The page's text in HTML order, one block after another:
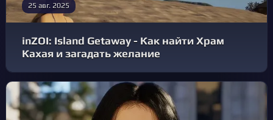
25 авг. 2025
inZOI: Island Getaway - Как найти Храм
Кахая и загадать желание